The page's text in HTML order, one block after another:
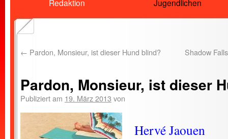
Redaktion
Jugendlichen
← Pardon, Monsieur, ist dieser Hund blind? Shadow
Pardon, Monsieur, ist dieser
Publiziert am 19. März 2013 von
Hervé Jaouen